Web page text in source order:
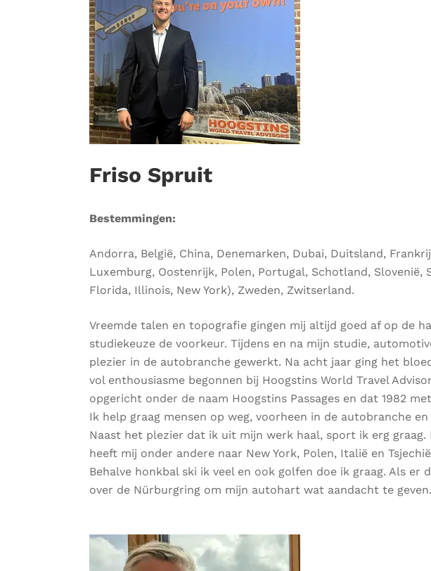
Friso Spruit
Bestemmingen:
Andorra, België, China, Denemarken, Dubai, Duitsland,
Luxemburg, Oostenrijk, Polen, Portugal, Schotland, Slovenië,
Florida, Illinois, New York), Zweden, Zwitserland.
Vreemde talen en topografie gingen mij altijd goed af op de
studiekeuze de voorkeur. Tijdens en na mijn studie,
plezier in de autobranche gewerkt. Na acht jaar ging het
vol enthousiasme begonnen bij Hoogstins World Travel
opgericht onder de naam Hoogstins Passages en dat 1982
Ik help graag mensen op weg, voorheen in de autobranche
Naast het plezier dat ik uit mijn werk haal, sport ik erg
heeft mij onder andere naar New York, Polen, Italië en
Behalve honkbal ski ik veel en ook golfen doe ik graag. Als
over de Nürburgring om mijn autohart wat aandacht te geven.